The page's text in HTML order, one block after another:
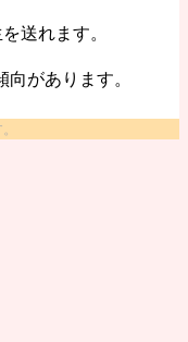
送れます。
があります。